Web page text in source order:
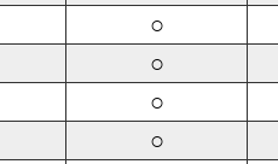
○
○
○
○